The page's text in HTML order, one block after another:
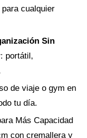
cualquier
Sin
: portátil,
de viaje o gym en
tu día.
Más Capacidad
con cremallera y